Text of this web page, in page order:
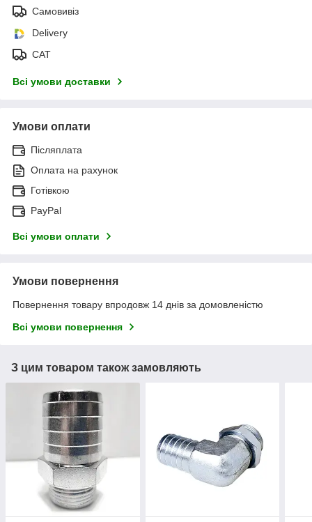
Самовивіз
Delivery
САТ
Всі умови доставки
Умови оплати
Післяплата
Оплата на рахунок
Готівкою
PayPal
Всі умови оплати
Умови повернення
Повернення товару впродовж 14 днів за домовленістю
Всі умови повернення
З цим товаром також замовляють